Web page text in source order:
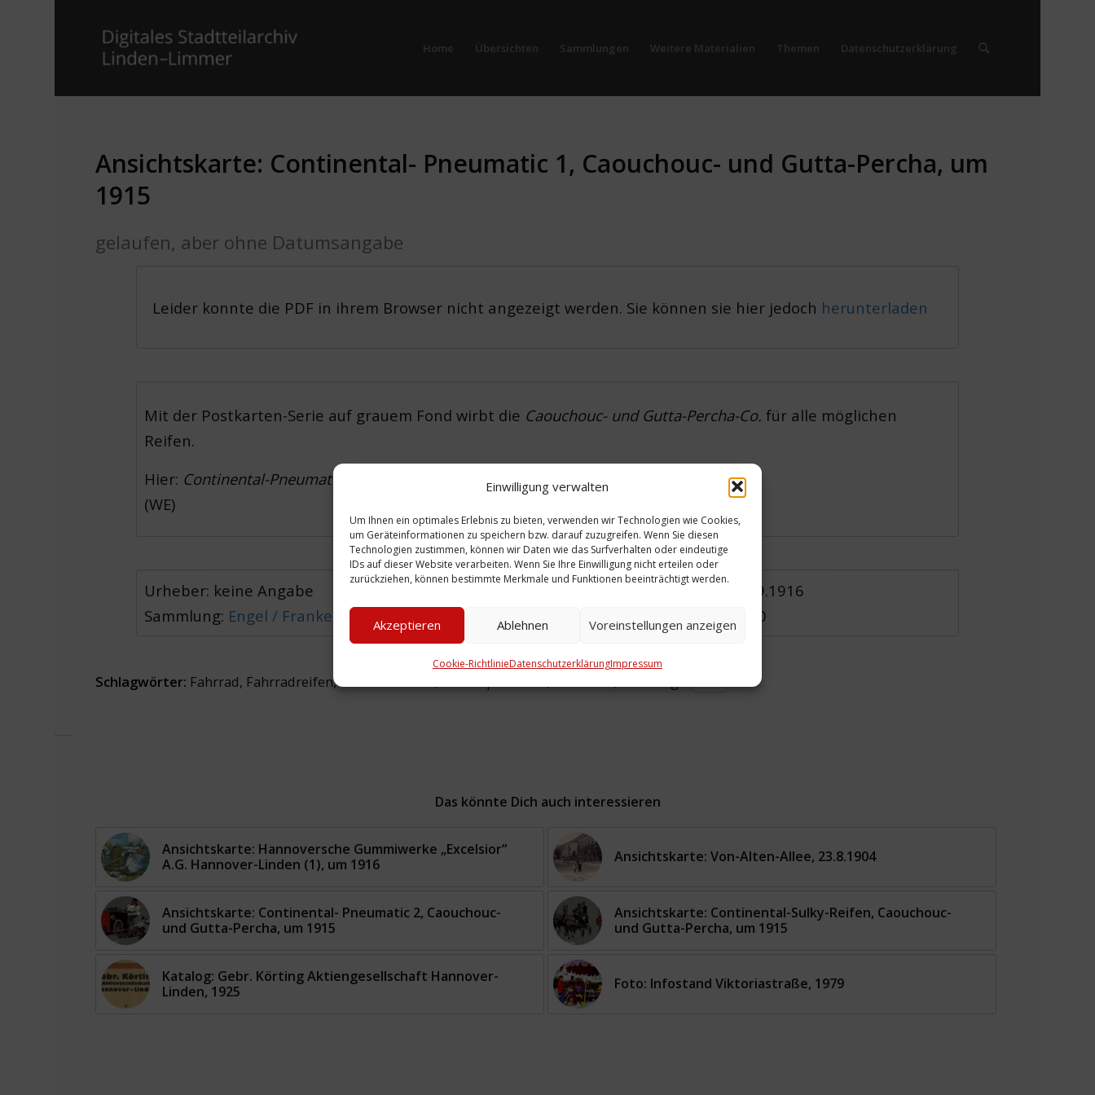
Einwilligung verwalten
Um Ihnen ein optimales Erlebnis zu bieten, verwenden wir Technologien wie Cookies,
um Geräteinformationen zu speichern bzw. darauf zuzugreifen. Wenn Sie diesen
Technologien zustimmen, können wir Daten wie das Surfverhalten oder eindeutige
IDs auf dieser Website verarbeiten. Wenn Sie Ihre Einwilligung nicht erteilen oder
zurückziehen, können bestimmte Merkmale und Funktionen beeinträchtigt werden.
Akzeptieren Ablehnen Voreinstellungen anzeigen
Cookie-RichtlinieDatenschutzerklärungImpressum
Home Übersichten Sammlungen Weitere Materialien Themen Datenschutzerklärung
Ansichtskarte: Continental- Pneumatic 1, Caouchouc- und Gutta-Percha, um
1915
gelaufen, aber ohne Datumsangabe
Leider konnte die PDF in ihrem Browser nicht angezeigt werden. Sie können sie hier jedoch herunterladen
Mit der Postkarten-Serie auf grauem Fond wirbt die Caouchouc- und Gutta-Percha-Co. für alle möglichen
Reifen.
Hier: Continental-Pneumatic
mit Rennradfahrern.
(WE)
Urheber: keine Angabe
Sammlung: Engel / Franke
Zeitliche Einordnung: 30.09.1916
Ort: Wunstorfer Straße 130
Schlagwörter: Fahrrad, Fahrradreifen,Fahrradrennen
Das könnte Dich auch interessieren
Ansichtskarte: Hannoversche Gummiwerke „Excelsior“
A.G. Hannover-Linden (1), um 1916
Ansichtskarte: Von-Alten-Allee, 23.8.1904
Ansichtskarte: Continental- Pneumatic 2, Caouchouc-
und Gutta-Percha, um 1915
Ansichtskarte: Continental-Sulky-Reifen, Caouchouc-
und Gutta-Percha, um 1915
Katalog: Gebr. Körting Aktiengesellschaft Hannover-
Linden, 1925
Foto: Infostand Viktoriastraße, 1979